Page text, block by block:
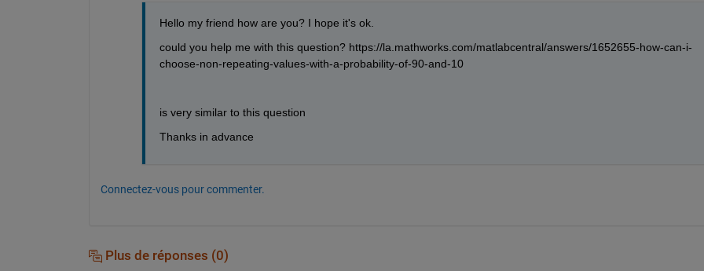
Hello my friend how are you? I hope it's ok.
could you help me with this question? https://la.mathworks.com/matlabcentral/answers/1652655-how-can-i-
choose-non-repeating-values-with-a-probability-of-90-and-10
is very similar to this question
Thanks in advance
Connectez-vous pour commenter.
Plus de réponses (0)